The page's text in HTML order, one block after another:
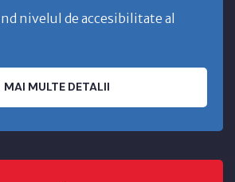
nivelul de accesibilitate al
MAI MULTE DETALII